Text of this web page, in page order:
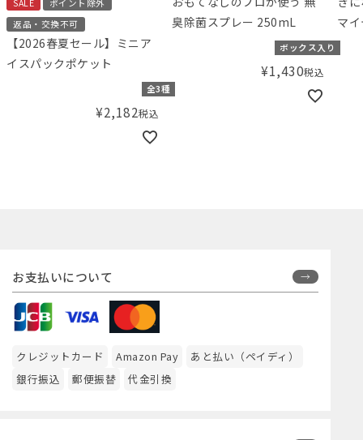
SALE
ポイント除外
返品・交換不可
【2026春夏セール】ミニア
イスパックポケット
全3種
¥2,182税込
臭除菌スプレー 250mL
ボックス入り
¥1,430税込
マ
お支払いについて
クレジットカード Amazon Pay
あと払い（ペイディ）
銀行振込
郵便振替 代金引換